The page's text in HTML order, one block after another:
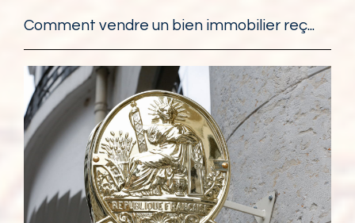
Comment vendre un bien immobilier reç...